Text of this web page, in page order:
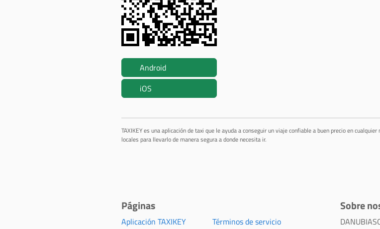
Android
iOS
TAXIKEY es una aplicación de taxi que le ayuda a conseguir un viaje confiable a buen precio en
locales para llevarlo de manera segura a donde necesita ir.
Páginas
Aplicación TAXIKEY
Términos de servicio
Sobre